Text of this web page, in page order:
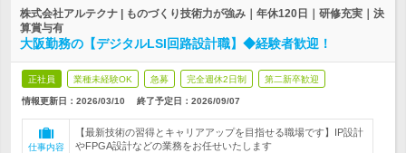
株式会社アルテクナ | ものづくり技術力が強み｜年休120日｜研修充実｜決
算賞与有
大阪勤務の【デジタルLSI回路設計職】◆経験者歓迎！
正社員 業種未経験OK 急募 完全週休2日制 第二新卒歓迎
情報更新日：2026/03/10 終了予定日： 2026/09/07
仕事内容
【最新技術の習得とキャリアアップを目指せる職場です】IP設計
やFPGA設計などの業務をお任せいたします